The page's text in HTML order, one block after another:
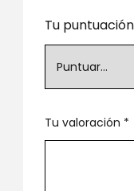
Tu puntuación
Tu valoración *